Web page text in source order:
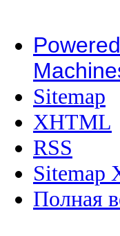
Sitemap
XHTML
RSS
Sitemap
Полная